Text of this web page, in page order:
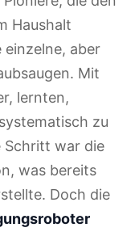
Haushalt
einzelne, aber
Mit
lernten,
zu
Schritt war die
was bereits
Doch die